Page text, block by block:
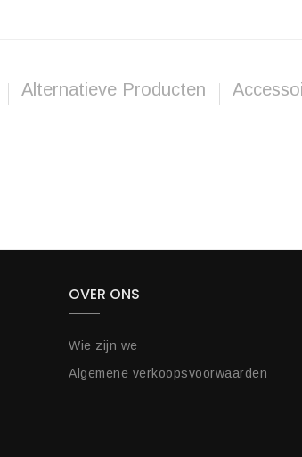
Alternatieve Producten
OVER ONS
Wie zijn we
Algemene verkoopsvoorwaarden